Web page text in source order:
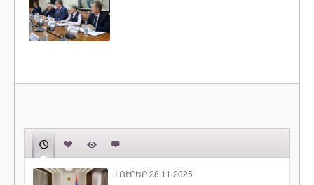
ԼՈՒՐԵՐ 28.11.2025